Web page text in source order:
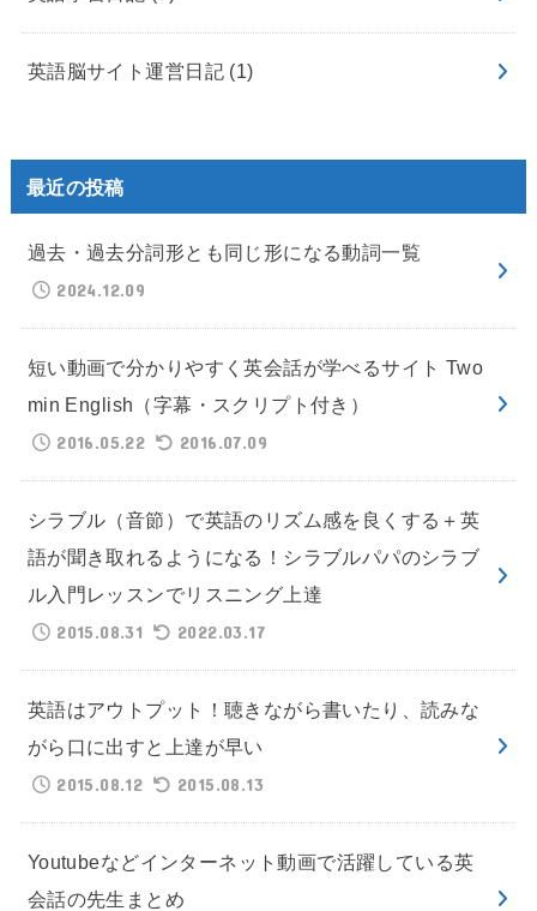
英語脳サイト運営日記 (1)
最近の投稿
過去・過去分詞形とも同じ形になる動詞一覧
2024.12.09
短い動画で分かりやすく英会話が学べるサイト Two
min English（字幕・スクリプト付き）
2016.05.22
2016.07.09
シラブル（音節）で英語のリズム感を良くする＋英
語が聞き取れるようになる！シラブルパパのシラブ
ル入門レッスンでリスニング上達
2015.08.31
2022.03.17
英語はアウトプット！聴きながら書いたり、読みな
がら口に出すと上達が早い
2015.08.12
2015.08.13
Youtubeなどインターネット動画で活躍している英
会話の先生まとめ